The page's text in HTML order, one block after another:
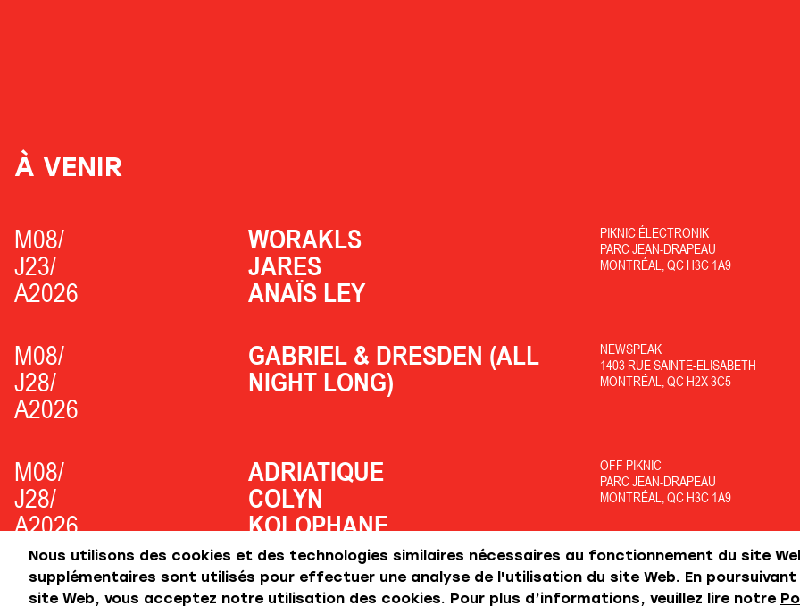
À VENIR
M08/
J23/
A2026
WORAKLS
JARES
ANAÏS LEY
PIKNIC ÉLECTRONIK
PARC JEAN-DRAPEAU
MONTRÉAL, QC H3C 1A9
M08/
J28/
A2026
GABRIEL & DRESDEN (ALL
NIGHT LONG)
NEWSPEAK
1403 RUE SAINTE-ELISABETH
MONTRÉAL, QC H2X 3C5
M08/
J28/
A2026
ADRIATIQUE
COLYN
KOLOPHANE
OFF PIKNIC
PARC JEAN-DRAPEAU
MONTRÉAL, QC H3C 1A9
+++
Nous utilisons des cookies et des technologies similaires nécessaires au fonctionnement du site
supplémentaires sont utilisés pour effectuer une analyse de l'utilisation du site Web. En
site Web, vous acceptez notre utilisation des cookies. Pour plus d’informations, veuillez lire notre